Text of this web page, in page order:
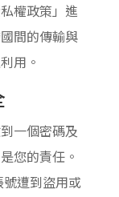
權政策」進
間的傳輸與
用。
一個密碼及
您的責任。
遭到盜用或